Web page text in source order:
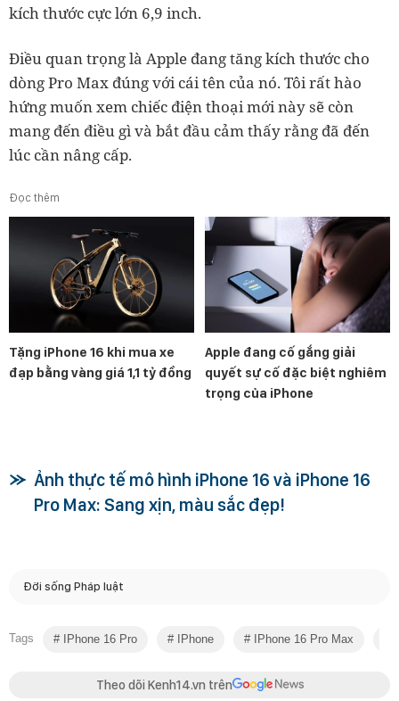
kích thước cực lớn 6,9 inch.
Điều quan trọng là Apple đang tăng kích thước cho
dòng Pro Max đúng với cái tên của nó. Tôi rất hào
hứng muốn xem chiếc điện thoại mới này sẽ còn
mang đến điều gì và bắt đầu cảm thấy rằng đã đến
lúc cần nâng cấp.
Đọc thêm
Tặng iPhone 16 khi mua xe
đạp bằng vàng giá 1,1 tỷ đồng
Apple đang cố gắng giải
quyết sự cố đặc biệt nghiêm
trọng của iPhone
Ảnh thực tế mô hình iPhone 16 và iPhone 16
Pro Max: Sang xịn, màu sắc đẹp!
Đời sống Pháp luật
Tags IPhone 16 Pro IPhone IPhone 16 Pro Max
Theo dõi Kenh14.vn trên